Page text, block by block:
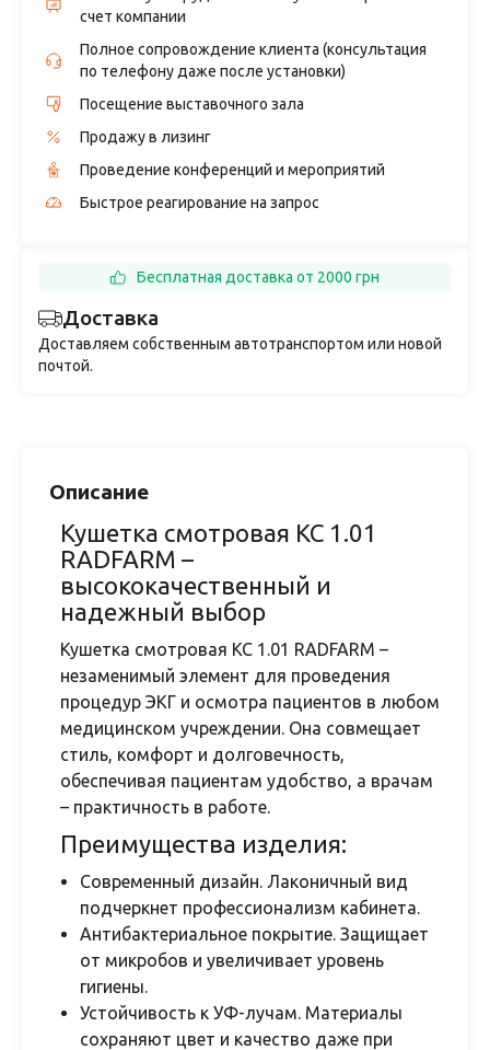
счет компании
Полное сопровождение клиента (консультация
по телефону даже после установки)
Посещение выставочного зала
Продажу в лизинг
Проведение конференций и мероприятий
Быстрое реагирование на запрос
Доставка
Доставляем собственным автотранспортом или новой
почтой.
Бесплатная доставка от 2000 грн
Описание
Кушетка смотровая КС 1.01
RADFARM –
высококачественный и
надежный выбор
Кушетка смотровая КС 1.01 RADFARM –
незаменимый элемент для проведения
процедур ЭКГ и осмотра пациентов в любом
медицинском учреждении. Она совмещает
стиль, комфорт и долговечность,
обеспечивая пациентам удобство, а врачам
– практичность в работе.
Преимущества изделия:
Современный дизайн. Лаконичный вид
подчеркнет профессионализм кабинета.
Антибактериальное покрытие. Защищает
от микробов и увеличивает уровень
гигиены.
Устойчивость к УФ-лучам. Материалы
сохраняют цвет и качество даже при